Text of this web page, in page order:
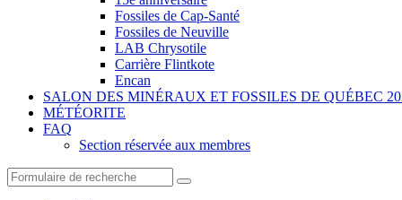
Fossiles de Cap-Santé
Fossiles de Neuville
LAB Chrysotile
Carrière Flintkote
Encan
SALON DES MINÉRAUX ET FOSSILES DE QUÉBEC
MÉTÉORITE
FAQ
Section réservée aux membres
Search